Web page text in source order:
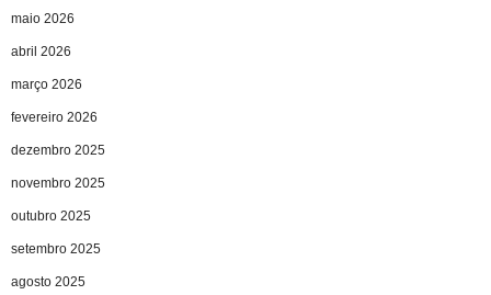
maio 2026
abril 2026
março 2026
fevereiro 2026
dezembro 2025
novembro 2025
outubro 2025
setembro 2025
agosto 2025